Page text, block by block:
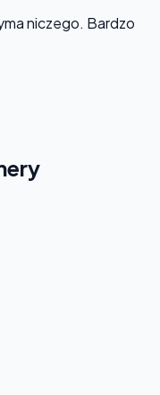
niczego. Bardzo